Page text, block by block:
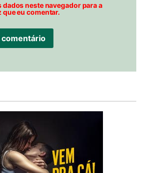
dados neste navegador para a
que eu comentar.